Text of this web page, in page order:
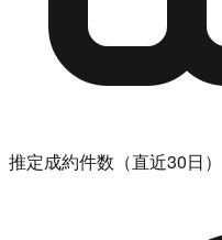
推定成約件数（直近30日）